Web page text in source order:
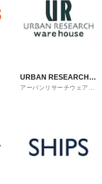
URBAN RESEARCH
ware house
アーバンリサーチウェアハ